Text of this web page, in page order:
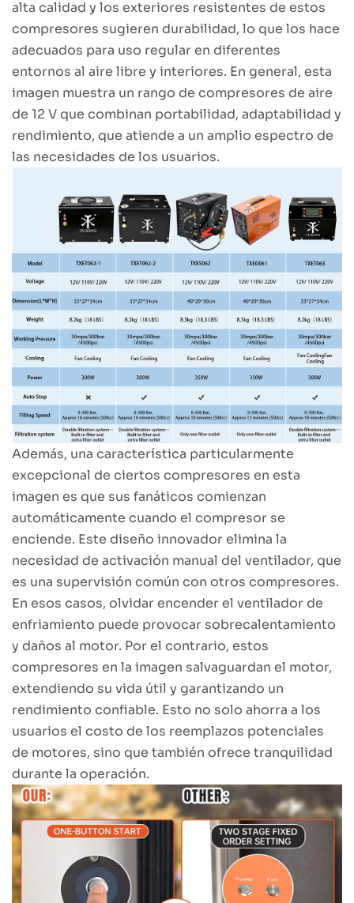
alta calidad y los exteriores resistentes de estos
compresores sugieren durabilidad, lo que los hace
adecuados para uso regular en diferentes
entornos al aire libre y interiores. En general, esta
imagen muestra un rango de compresores de aire
de 12 V que combinan portabilidad, adaptabilidad y
rendimiento, que atiende a un amplio espectro de
las necesidades de los usuarios.
Además, una característica particularmente
excepcional de ciertos compresores en esta
imagen es que sus fanáticos comienzan
automáticamente cuando el compresor se
enciende. Este diseño innovador elimina la
necesidad de activación manual del ventilador, que
es una supervisión común con otros compresores.
En esos casos, olvidar encender el ventilador de
enfriamiento puede provocar sobrecalentamiento
y daños al motor. Por el contrario, estos
compresores en la imagen salvaguardan el motor,
extendiendo su vida útil y garantizando un
rendimiento confiable. Esto no solo ahorra a los
usuarios el costo de los reemplazos potenciales
de motores, sino que también ofrece tranquilidad
durante la operación.